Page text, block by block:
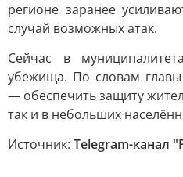
регионе заранее
случай возможных атак.
Сейчас в
убежища. По словам главы
— обеспечить защиту
так и в небольших
Источник: Telegram-канал